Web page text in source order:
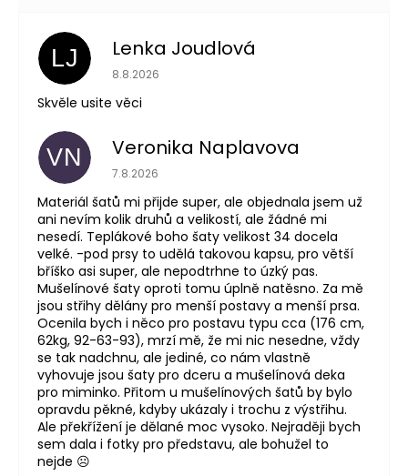
LJ Lenka Joudlová
Hodnocení obchodu je 5 z 5 hvězdiček.
8.8.2026
Skvěle usite věci
VN Veronika Naplavova
Hodnocení obchodu je 4 z 5 hvězdiček.
7.8.2026
Materiál šatů mi přijde super, ale objednala jsem už
ani nevím kolik druhů a velikostí, ale žádné mi
nesedí. Teplákové boho šaty velikost 34 docela
velké. -pod prsy to udělá takovou kapsu, pro větší
bříško asi super, ale nepodtrhne to úzký pas.
Mušelínové šaty oproti tomu úplně natěsno. Za mě
jsou střihy dělány pro menší postavy a menší prsa.
Ocenila bych i něco pro postavu typu cca (176 cm,
62kg, 92-63-93), mrzí mě, že mi nic nesedne, vždy
se tak nadchnu, ale jediné, co nám vlastně
vyhovuje jsou šaty pro dceru a mušelínová deka
pro miminko. Přitom u mušelínových šatů by bylo
opravdu pěkné, kdyby ukázaly i trochu z výstřihu.
Ale překřížení je dělané moc vysoko. Nejraději bych
sem dala i fotky pro představu, ale bohužel to
nejde ☹️